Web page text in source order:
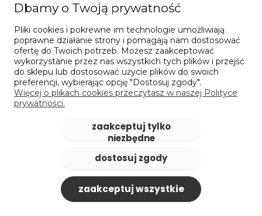
Tokarka do metalu TU 1503V | 450 W - OPTIMUM
3420260
4 217,12 zł
zawiera 23% VAT, bez kosztów dostawy
Cena netto: 3 428,55 zł
do koszyka
Dbamy o Twoją prywatność
Pliki cookies i pokrewne im technologie umożliwiają
poprawne działanie strony i pomagają nam dostosować
ofertę do Twoich potrzeb. Możesz zaakceptować
wykorzystanie przez nas wszystkich tych plików i przejść
do sklepu lub dostosować użycie plików do swoich
preferencji, wybierając opcję "Dostosuj zgody".
Więcej o plikach cookies przeczytasz w naszej Polityce
prywatności.
zaakceptuj tylko
niezbędne
dostosuj zgody
zaakceptuj wszystkie